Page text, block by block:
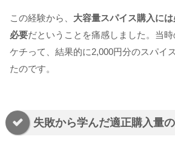
この経験から、 大容量スパイス購入に
必要だということを痛感しました。当
ケチって、結果的に2,000円分のスパイ
たのです。
失敗から学んだ適正購入量